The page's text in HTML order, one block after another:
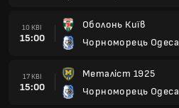
10 КВІ
15:00
Оболонь Київ
Чорноморець Одеса
17 КВІ
15:00
Металіст 1925
Чорноморець Одеса